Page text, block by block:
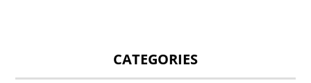
CATEGORIES